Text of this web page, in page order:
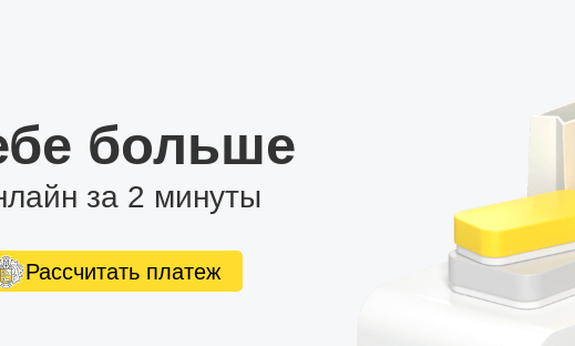
настроить интерфейс по своему вкусу.
больше
за 2 минуты
Рассчитать платеж